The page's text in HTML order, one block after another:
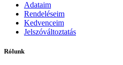
Adataim
Rendeléseim
Kedvenceim
Jelszóváltoztatás
Rólunk